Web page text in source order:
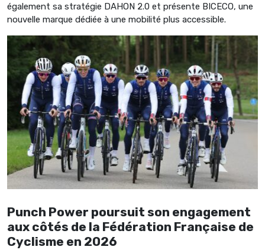
également sa stratégie DAHON 2.0 et présente BICECO, une
nouvelle marque dédiée à une mobilité plus accessible.
Punch Power poursuit son engagement
aux côtés de la Fédération Française de
Cyclisme en 2026